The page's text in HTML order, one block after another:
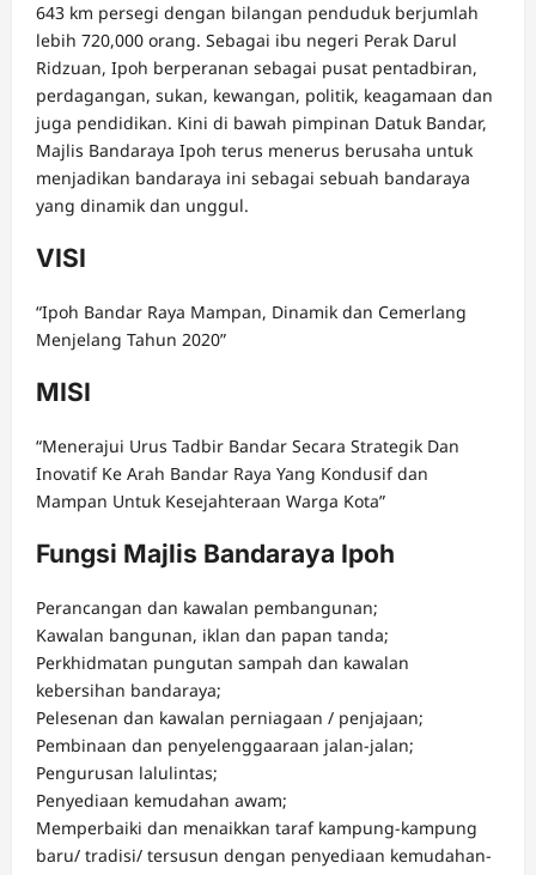
643 km persegi dengan bilangan penduduk berjumlah
lebih 720,000 orang. Sebagai ibu negeri Perak Darul
Ridzuan, Ipoh berperanan sebagai pusat pentadbiran,
perdagangan, sukan, kewangan, politik, keagamaan dan
juga pendidikan. Kini di bawah pimpinan Datuk Bandar,
Majlis Bandaraya Ipoh terus menerus berusaha untuk
menjadikan bandaraya ini sebagai sebuah bandaraya
yang dinamik dan unggul.
VISI
“Ipoh Bandar Raya Mampan, Dinamik dan Cemerlang
Menjelang Tahun 2020”
MISI
“Menerajui Urus Tadbir Bandar Secara Strategik Dan
Inovatif Ke Arah Bandar Raya Yang Kondusif dan
Mampan Untuk Kesejahteraan Warga Kota”
Fungsi Majlis Bandaraya Ipoh
Perancangan dan kawalan pembangunan;
Kawalan bangunan, iklan dan papan tanda;
Perkhidmatan pungutan sampah dan kawalan
kebersihan bandaraya;
Pelesenan dan kawalan perniagaan / penjajaan;
Pembinaan dan penyelenggaaraan jalan-jalan;
Pengurusan lalulintas;
Penyediaan kemudahan awam;
Memperbaiki dan menaikkan taraf kampung-kampung
baru/ tradisi/ tersusun dengan penyediaan kemudahan-